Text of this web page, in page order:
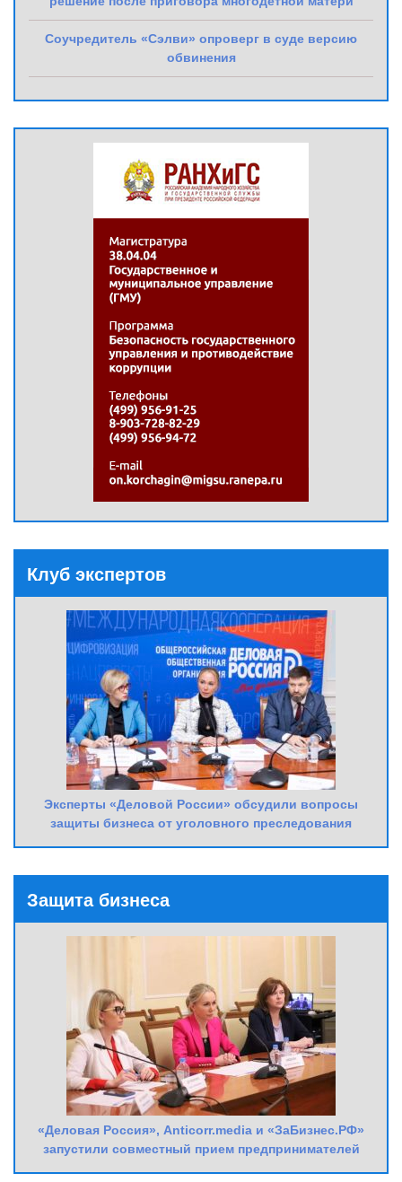
Соучредитель «Сэлви» опроверг в суде версию
обвинения
Клуб экспертов
Эксперты «Деловой России» обсудили вопросы
защиты бизнеса от уголовного преследования
Защита бизнеса
«Деловая Россия», Anticorr.media и «ЗаБизнес.РФ»
запустили совместный прием предпринимателей